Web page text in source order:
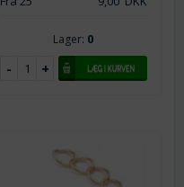
Lager: 0